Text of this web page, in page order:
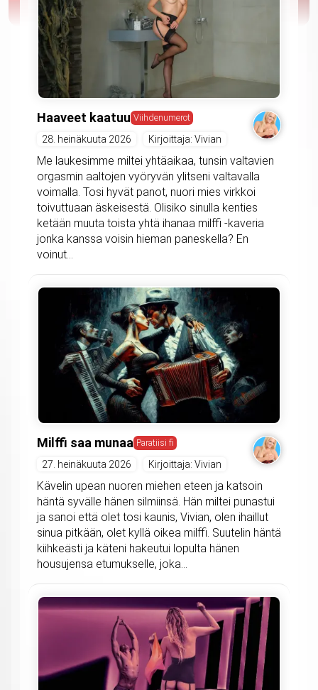
Haaveet kaatuu Viihdenumerot
28. heinäkuuta 2026 Kirjoittaja: Vivian
Me laukesimme miltei yhtäaikaa, tunsin valtavien
orgasmin aaltojen vyöryvän ylitseni valtavalla
voimalla. Tosi hyvät panot, nuori mies virkkoi
toivuttuaan äskeisestä. Olisiko sinulla kenties
ketään muuta toista yhtä ihanaa milffi -kaveria
jonka kanssa voisin hieman paneskella? En
voinut...
Milffi saa munaa Paratiisi fi
27. heinäkuuta 2026 Kirjoittaja: Vivian
Kävelin upean nuoren miehen eteen ja katsoin
häntä syvälle hänen silmiinsä. Hän miltei punastui
ja sanoi että olet tosi kaunis, Vivian, olen ihaillut
sinua pitkään, olet kyllä oikea milffi. Suutelin häntä
kiihkeästi ja käteni hakeutui lopulta hänen
housujensa etumukselle, joka...